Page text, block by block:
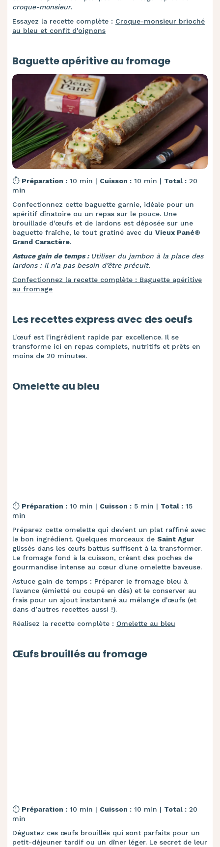
croque-monsieur.
Essayez la recette complète : Croque-monsieur brioché
au bleu et confit d'oignons
Baguette apéritive au fromage
⏱️ Préparation : 10 min | Cuisson : 10 min | Total : 20
min
Confectionnez cette baguette garnie, idéale pour un
apéritif dînatoire ou un repas sur le pouce. Une
brouillade d'œufs et de lardons est déposée sur une
baguette fraîche, le tout gratiné avec du Vieux Pané®
Grand Caractère.
Astuce gain de temps : Utiliser du jambon à la place des
lardons : il n’a pas besoin d’être précuit.
Confectionnez la recette complète : Baguette apéritive
au fromage
Les recettes express avec des oeufs
L'œuf est l'ingrédient rapide par excellence. Il se
transforme ici en repas complets, nutritifs et prêts en
moins de 20 minutes.
Omelette au bleu
⏱️ Préparation : 10 min | Cuisson : 5 min | Total : 15
min
Préparez cette omelette qui devient un plat raffiné avec
le bon ingrédient. Quelques morceaux de Saint Agur
glissés dans les œufs battus suffisent à la transformer.
Le fromage fond à la cuisson, créant des poches de
gourmandise intense au cœur d'une omelette baveuse.
Astuce gain de temps : Préparer le fromage bleu à
l'avance (émietté ou coupé en dés) et le conserver au
frais pour un ajout instantané au mélange d'œufs (et
dans d’autres recettes aussi !).
Réalisez la recette complète : Omelette au bleu
Œufs brouillés au fromage
⏱️ Préparation : 10 min | Cuisson : 10 min | Total : 20
min
Dégustez ces œufs brouillés qui sont parfaits pour un
petit-déjeuner tardif ou un dîner léger. Le secret de leur